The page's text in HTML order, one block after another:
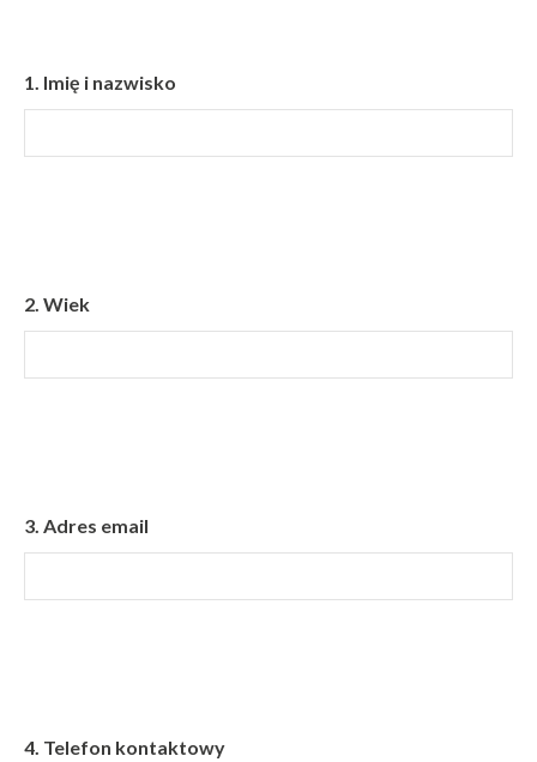
1. Imię i nazwisko
2. Wiek
3. Adres email
4. Telefon kontaktowy